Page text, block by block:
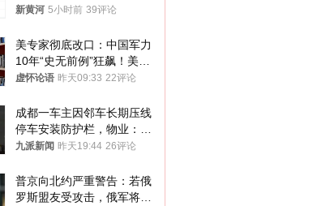
律师：极易误导消费者；网
新黄河 5小时前 39评论
美专家彻底改口：中国军力
10年“史无前例”狂飙！美军
真慌了
虚怀论语 昨天09:33 22评论
成都一车主因邻车长期压线
停车安装防护栏，物业：不
建议装护栏，也会影响自身
九派新闻 昨天19:44 26评论
普京向北约严重警告：若俄
罗斯盟友受攻击，俄军将动